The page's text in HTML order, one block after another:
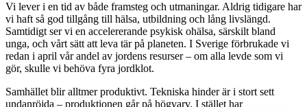
Vi lever i en tid av både framsteg och utmaningar. Aldrig tidigare har
vi haft så god tillgång till hälsa, utbildning och lång livslängd.
Samtidigt ser vi en accelererande psykisk ohälsa, särskilt bland
unga, och vårt sätt att leva tär på planeten. I Sverige förbrukade vi
redan i april vår andel av jordens resurser – om alla levde som vi
gör, skulle vi behöva fyra jordklot.
Samhället blir alltmer produktivt. Tekniska hinder är i stort sett
undanröjda – produktionen går på högvarv. I stället har